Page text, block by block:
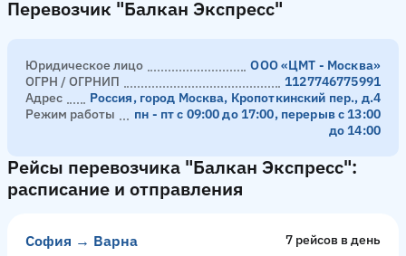
Перевозчик "Балкан Экспресс"
Юридическое лицо
ООО «ЦМТ - Москва»
ОГРН / ОГРНИП
1127746775991
Адрес
Россия, город Москва, Кропоткинский пер., д.4
Режим работы
пн - пт с 09:00 до 17:00, перерыв с 13:00
до 14:00
Рейсы перевозчика "Балкан Экспресс":
расписание и отправления
София → Варна 7 рейсов в день